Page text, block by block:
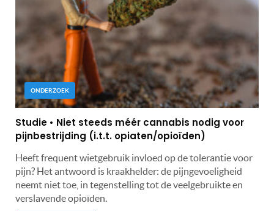
ONDERZOEK
Studie • Niet steeds méér cannabis nodig voor
pijnbestrijding (i.t.t. opiaten/opioïden)
Heeft frequent wietgebruik invloed op de tolerantie voor
pijn? Het antwoord is kraakhelder: de pijngevoeligheid
neemt niet toe, in tegenstelling tot de veelgebruikte en
verslavende opioïden.